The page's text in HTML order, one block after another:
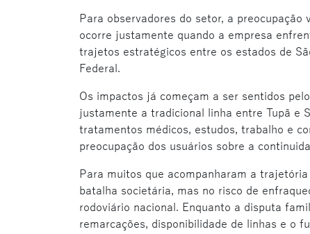
Para observadores do setor, a
ocorre justamente quando a empresa
trajetos estratégicos entre os estados de
Federal.
Os impactos já começam a ser sentidos
justamente a tradicional linha entre Tupã e
tratamentos médicos, estudos, trabalho e
preocupação dos usuários sobre a
Para muitos que acompanharam a
batalha societária, mas no risco de
rodoviário nacional. Enquanto a disputa
remarcações, disponibilidade de linhas e o